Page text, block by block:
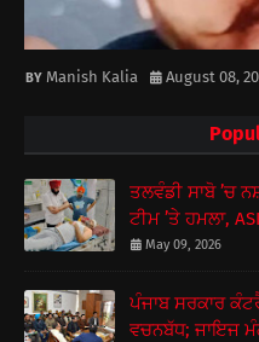
Manish Kalia August 08,
ਤਲਵੰਡੀ ਸਾਬੋ ’ਚ
ਟੀਮ ’ਤੇ ਹਮਲਾ,
May 09, 2026
ਪੰਜਾਬ ਸਰਕਾਰ
ਵਚਨਬੱਧ; ਜਾਇਜ